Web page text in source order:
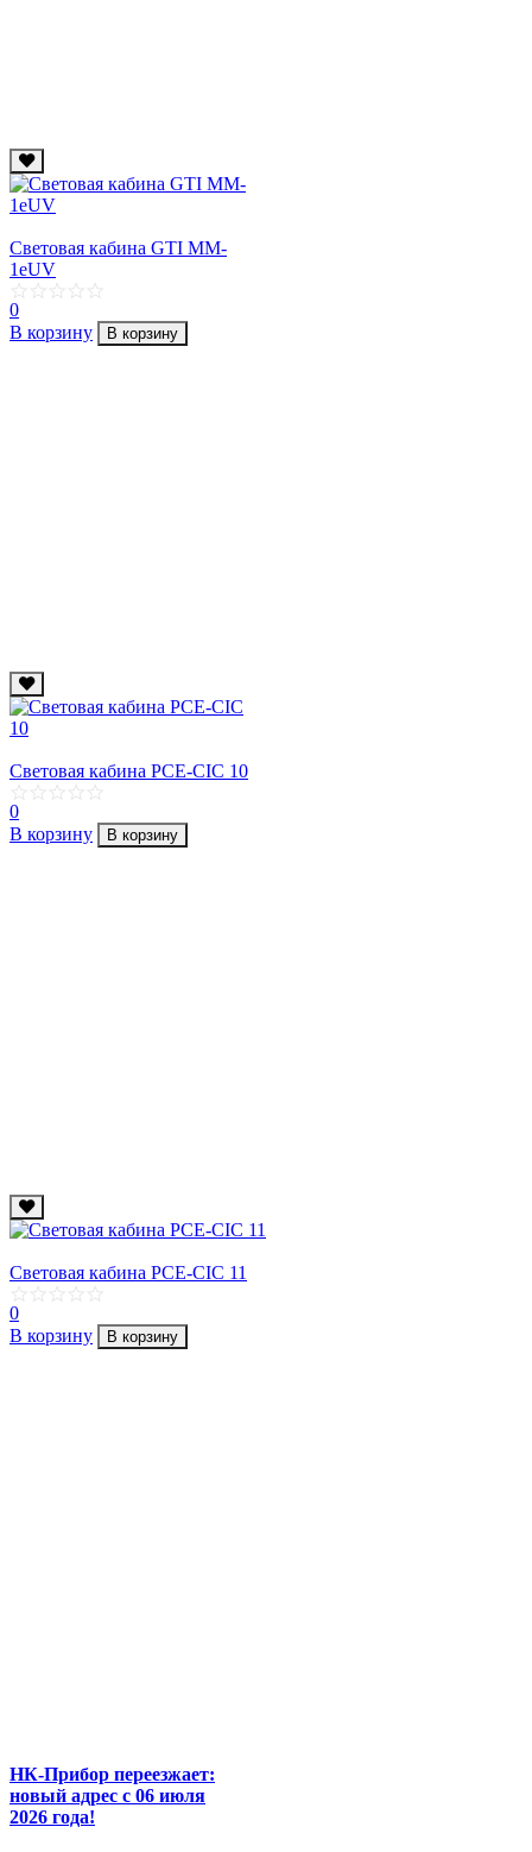
Световая кабина GTI MM-
1eUV
0
В корзину
В корзину
Световая кабина PCE-CIC 10
0
В корзину
В корзину
Световая кабина PCE-CIC 11
0
В корзину
В корзину
НК-Прибор переезжает:
новый адрес с 06 июля
2026 года!